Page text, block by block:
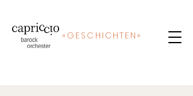
« GESCHICHTEN»